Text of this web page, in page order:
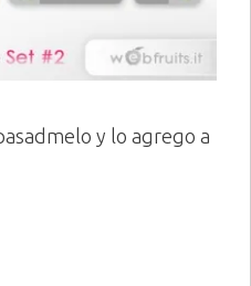
y lo agrego a